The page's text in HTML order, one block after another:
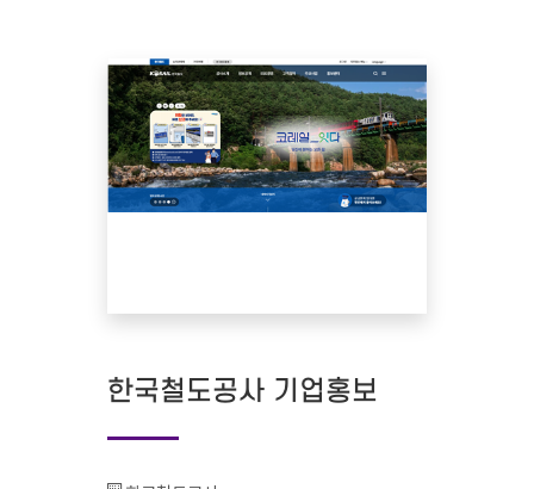
한국철도공사 기업홍보